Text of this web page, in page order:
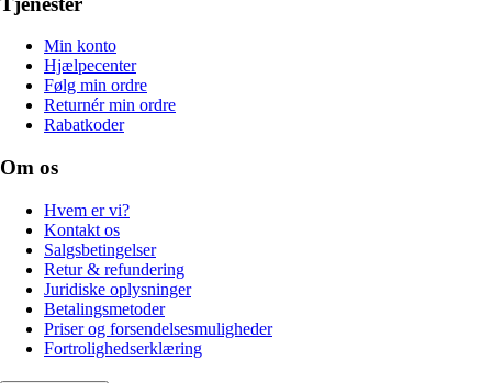
Min konto
Hjælpecenter
Følg min ordre
Returnér min ordre
Rabatkoder
Om os
Hvem er vi?
Kontakt os
Salgsbetingelser
Retur & refundering
Juridiske oplysninger
Betalingsmetoder
Priser og forsendelsesmuligheder
Fortrolighedserklæring